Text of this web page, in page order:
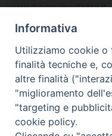
www.diocesimolfetta.it
Ufficio
Piazza Giovene 4 –
Informativa
Utilizziamo cookie o
finalità tecniche e,
altre finalità
"miglioramento
"targeting e
cookie policy.